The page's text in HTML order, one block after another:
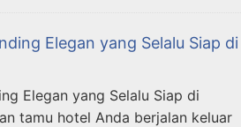
Elegan yang Selalu Siap di
Elegan yang Selalu Siap di
tamu hotel Anda berjalan keluar